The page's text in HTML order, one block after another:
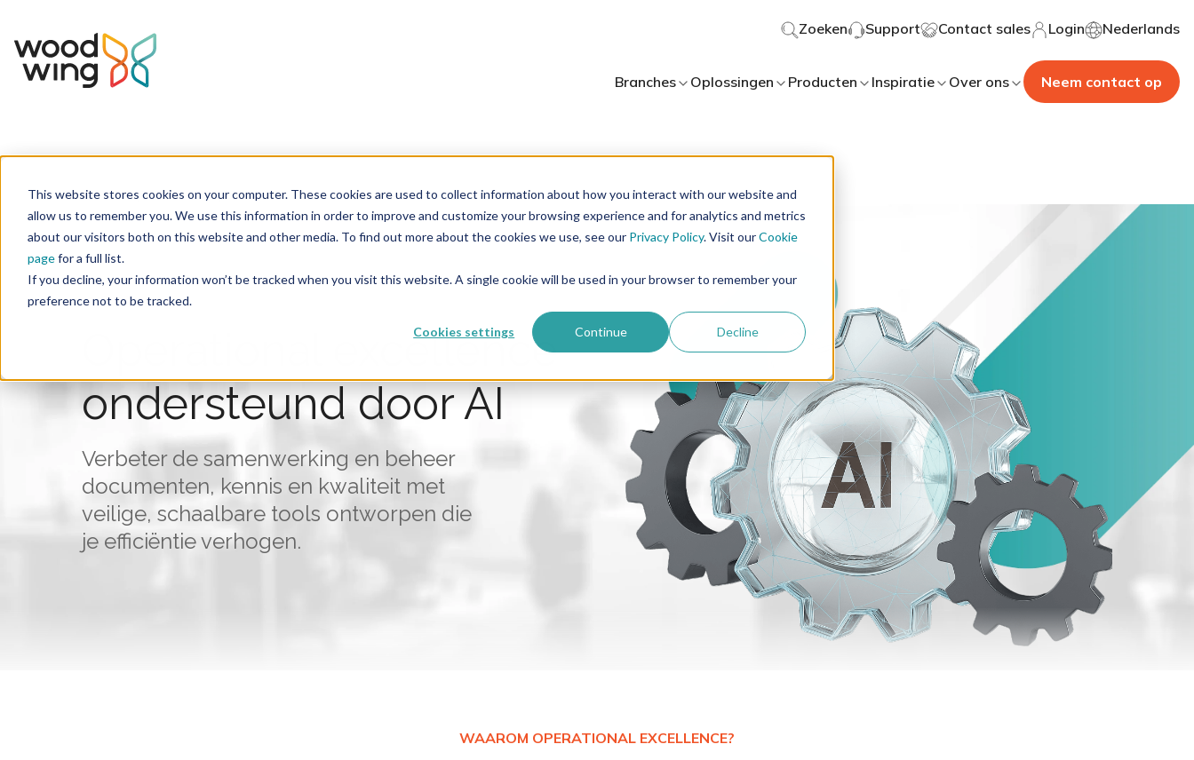
This website stores cookies on your computer. These cookies are used to collect information about how you interact with our website and
allow us to remember you. We use this information in order to improve and customize your browsing experience and for analytics and metrics
about our visitors both on this website and other media. To find out more about the cookies we use, see our Privacy Policy. Visit ourCookie
pagefor a full list.
If you decline, your information won’t be tracked when you visit this website. A single cookie will be used in your browser to remember your
preference not to be tracked.
Cookies settings Continue Decline
Zoeken Support Contact sales Login Nederlands
Branches Oplossingen Producten Inspiratie Over ons Neem contact op
Home Oplossingen
WOODWING
Operational excellence
ondersteund door AI
Verbeter de samenwerking en beheer
documenten, kennis en kwaliteit met
veilige, schaalbare tools ontworpen die
je efficiëntie verhogen.